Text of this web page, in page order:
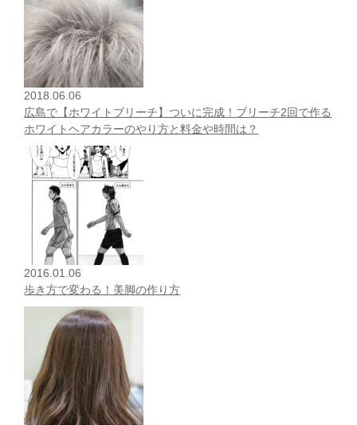
2018.06.06
広島で【ホワイトブリーチ】ついに完成！ブリーチ2回で作る
ホワイトヘアカラーのやり方と料金や時間は？
2016.01.06
歩き方で変わる！美脚の作り方